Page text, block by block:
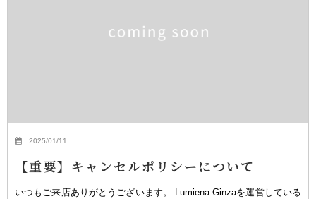
2025/01/11
【重要】キャンセルポリシーについて
いつもご来店ありがとうございます。 Lumiena Ginzaを運営している